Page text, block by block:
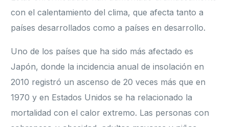
con el calentamiento del clima, que afecta tanto a
países desarrollados como a países en desarrollo.
Uno de los países que ha sido más afectado es
Japón, donde la incidencia anual de insolación en
2010 registró un ascenso de 20 veces más que en
1970 y en Estados Unidos se ha relacionado la
mortalidad con el calor extremo. Las personas con